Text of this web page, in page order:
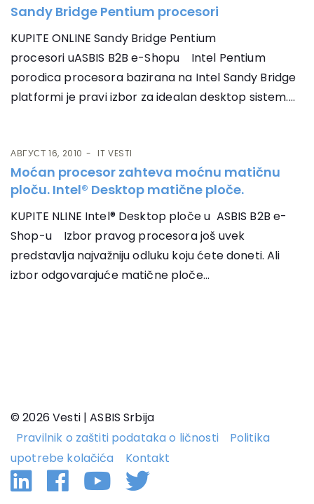
Sandy Bridge Pentium procesori
KUPITE ONLINE Sandy Bridge Pentium
procesori uASBIS B2B e-Shopu Intel Pentium
porodica procesora bazirana na Intel Sandy Bridge
platformi je pravi izbor za idealan desktop sistem....
АВГУСТ 16, 2010 IT VESTI
Moćan procesor zahteva moćnu matičnu
ploču. Intel® Desktop matične ploče.
KUPITE NLINE Intel® Desktop ploče u ASBIS B2B e-
Shop-u Izbor pravog procesora još uvek
predstavlja najvažniju odluku koju ćete doneti. Ali
izbor odgovarajuće matične ploče...
© 2026 Vesti | ASBIS Srbija
Pravilnik o zaštiti podataka o ličnosti
Politika
upotrebe kolačića
Kontakt
Linkedin
Facebook
YouTube
Twitter